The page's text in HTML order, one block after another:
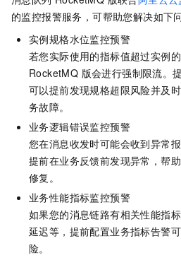
的监控报警服务，可帮助您解决如下
实例规格水位监控预警
若您实际使用的指标值超过实例
RocketMQ 版会进行强制限流。
可以提前发现规格超限风险并及
务故障。
业务逻辑错误监控预警
您在消息收发时可能会收到异常
提前在业务反馈前发现异常，帮
修复。
业务性能指标监控预警
如果您的消息链路有相关性能指
延迟等，提前配置业务指标告警
险。